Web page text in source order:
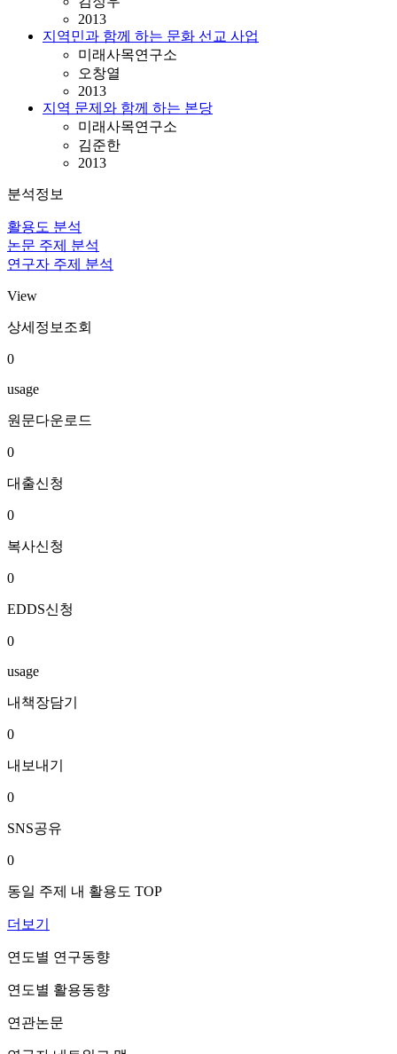
2013
지역민과 함께 하는 문화 선교 사업
미래사목연구소
오창열
2013
지역 문제와 함께 하는 본당
미래사목연구소
김준한
2013
분석정보
활용도 분석
논문 주제 분석
연구자 주제 분석
View
상세정보조회
0
usage
원문다운로드
0
대출신청
0
복사신청
0
EDDS신청
0
usage
내책장담기
0
내보내기
0
SNS공유
0
동일 주제 내 활용도 TOP
더보기
연도별 연구동향
연도별 활용동향
연관논문